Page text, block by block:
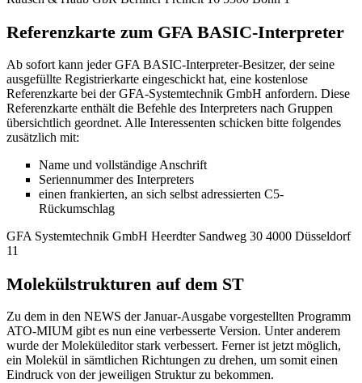
Referenzkarte zum GFA BASIC-Interpreter
Ab sofort kann jeder GFA BASIC-Interpreter-Besitzer, der seine
ausgefüllte Registrierkarte eingeschickt hat, eine kostenlose
Referenzkarte bei der GFA-Systemtechnik GmbH anfordern. Diese
Referenzkarte enthält die Befehle des Interpreters nach Gruppen
übersichtlich geordnet. Alle Interessenten schicken bitte folgendes
zusätzlich mit:
Name und vollständige Anschrift
Seriennummer des Interpreters
einen frankierten, an sich selbst adressierten C5-
Rückumschlag
GFA Systemtechnik GmbH Heerdter Sandweg 30 4000 Düsseldorf
11
Molekülstrukturen auf dem ST
Zu dem in den NEWS der Januar-Ausgabe vorgestellten Programm
ATO-MIUM gibt es nun eine verbesserte Version. Unter anderem
wurde der Moleküleditor stark verbessert. Ferner ist jetzt möglich,
ein Molekül in sämtlichen Richtungen zu drehen, um somit einen
Eindruck von der jeweiligen Struktur zu bekommen.